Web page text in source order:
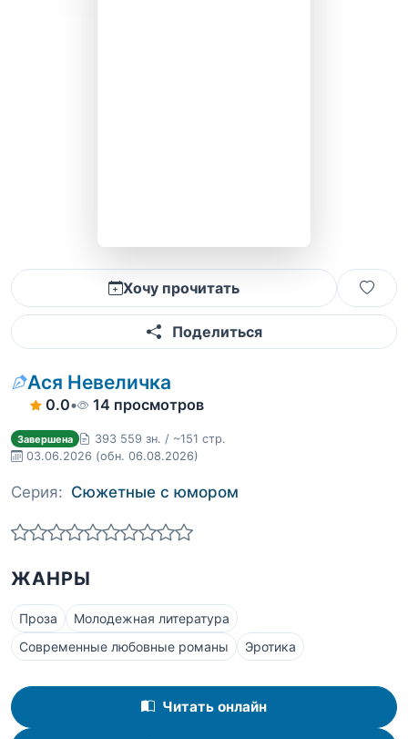
Хочу прочитать
Поделиться
Ася Невеличка
0.0• 14 просмотров
Завершена
393 559 зн. / ~151 стр.
03.06.2026 (обн. 06.08.2026)
Серия: Сюжетные с юмором
ЖАНРЫ
Проза
Молодежная литература
Современные любовные романы
Эротика
Читать онлайн